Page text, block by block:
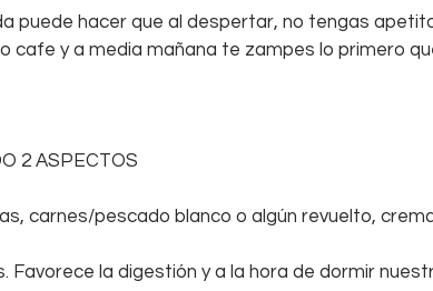
puede hacer que al despertar, no tengas
cafe y a media mañana te zampes lo primero
2 ASPECTOS
carnes/pescado blanco o algún revuelto,
Favorece la digestión y a la hora de dormir